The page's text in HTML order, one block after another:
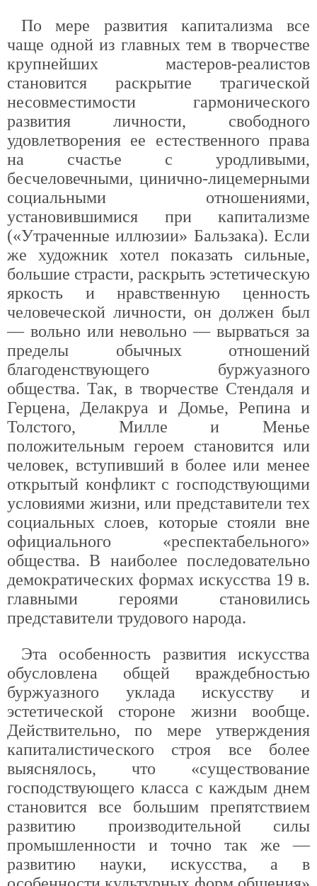
По мере развития капитализма все
чаще одной из главных тем в творчестве
крупнейших мастеров-реалистов
становится раскрытие трагической
несовместимости гармонического
развития личности, свободного
удовлетворения ее естественного права
на счастье с уродливыми,
бесчеловечными, цинично-лицемерными
социальными отношениями,
установившимися при капитализме
(«Утраченные иллюзии» Бальзака). Если
же художник хотел показать сильные,
большие страсти, раскрыть эстетическую
яркость и нравственную ценность
человеческой личности, он должен был
— вольно или невольно — вырваться за
пределы обычных отношений
благоденствующего буржуазного
общества. Так, в творчестве Стендаля и
Герцена, Делакруа и Домье, Репина и
Толстого, Милле и Менье
положительным героем становится или
человек, вступивший в более или менее
открытый конфликт с господствующими
условиями жизни, или представители тех
социальных слоев, которые стояли вне
официального «респектабельного»
общества. В наиболее последовательно
демократических формах искусства 19 в.
главными героями становились
представители трудового народа.
Эта особенность развития искусства
обусловлена общей враждебностью
буржуазного уклада искусству и
эстетической стороне жизни вообще.
Действительно, по мере утверждения
капиталистического строя все более
выяснялось, что «существование
господствующего класса с каждым днем
становится все большим препятствием
развитию производительной силы
промышленности и точно так же —
развитию науки, искусства, а в